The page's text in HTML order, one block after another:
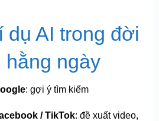
dụ AI trong đời
hằng ngày
: gợi ý tìm kiếm
/ TikTok: đề xuất video,